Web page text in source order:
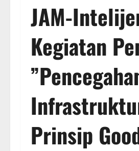
JAM-
Kegiatan
Prinsip